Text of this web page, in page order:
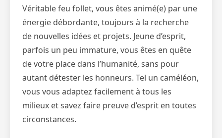
Véritable feu follet, vous êtes animé(e) par une
énergie débordante, toujours à la recherche
de nouvelles idées et projets. Jeune d’esprit,
parfois un peu immature, vous êtes en quête
de votre place dans l’humanité, sans pour
autant détester les honneurs. Tel un caméléon,
vous vous adaptez facilement à tous les
milieux et savez faire preuve d’esprit en toutes
circonstances.